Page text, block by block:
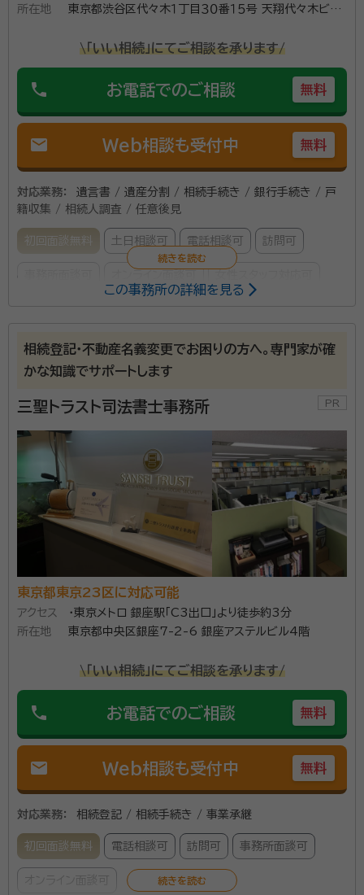
所在地
東京都渋谷区代々木１丁目３０番１５号 天翔代々木ビ
\「いい相続」にてご相談を承ります/
phone お電話でのご相談 無料
mail Web相談も受付中 無料
対応業務：
遺言書 / 遺産分割 / 相続手続き / 銀行手続き / 戸
籍収集 / 相続人調査 / 任意後見
初回面談無料 土日相談可 電話相談可 訪問可
本木 千津子（モトキ チヅコ）
行政書士、終活アドバイザー
経歴：
東京都行政書士会所属 郵便局、毎日新聞社 遺言・相続手続相談
シニアライフカウンセラー養成講座講師 2016年6月 開業 2018年1
事務所口コミ（抜粋）：
account_circle 満足度 5.0
ご利用時期：2026/6
面談の感想
とても話しやすく、こちらの問かけにも丁寧に答えてくれたから。
契約後の感想
途中経過の連絡もしてくれて、安心して任せられる書士さんです。
私は法律事務所・司法書士事務所での勤務ののち、2018年に独
言葉でした。 持病のため全く身動きできない状態で、不動産の
売却を含めた相続手続きを最後までできるか、とても不安に思
われていたご様子でした。 そこで「不動産の売却など、すべてが
ない手続きをすべて受け負いました。 お客様からは何度もお手
紙をいただき、 「千津子先生の『最後まで手続きするから大丈
夫』という言葉でとても安心しました。私のような人をたくさん
ます。 親身に相談に乗ることをモットーとしておりますので、相
東京都行政書士会
この事務所の詳細を見る
相続登記・不動産名義変更でお困りの方へ。専門家が確
かな知識でサポートします
三聖トラスト司法書士事務所
東京都東京23区に対応可能
アクセス
・東京メトロ 銀座駅「C3出口」より徒歩約3分
所在地
東京都中央区銀座7-2-6 銀座アステルビル4階
\「いい相続」にてご相談を承ります/
phone お電話でのご相談 無料
mail Web相談も受付中 無料
対応業務： 相続登記 / 相続手続き / 事業承継
初回面談無料 電話相談可 訪問可 事務所面談可